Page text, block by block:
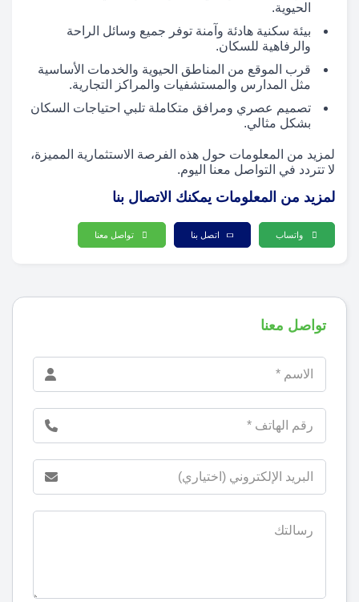
الحيوية.
بيئة سكنية هادئة وآمنة توفر جميع وسائل الراحة
والرفاهية للسكان.
قرب الموقع من المناطق الحيوية والخدمات الأساسية
مثل المدارس والمستشفيات والمراكز التجارية.
تصميم عصري ومرافق متكاملة تلبي احتياجات السكان
بشكل مثالي.
لمزيد من المعلومات حول هذه الفرصة الاستثمارية المميزة،
لا تتردد في التواصل معنا اليوم.
لمزيد من المعلومات يمكنك الاتصال بنا
واتساب اتصل بنا تواصل معنا
تواصل معنا